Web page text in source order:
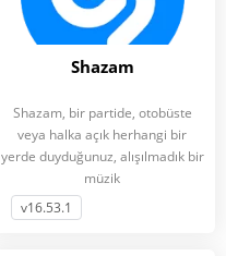
Shazam
Shazam, bir partide, otobüste
veya halka açık herhangi bir
yerde duyduğunuz, alışılmadık bir
müzik
v16.53.1